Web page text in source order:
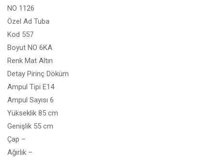
NO 1126
Özel Ad Tuba
Kod 557
Boyut NO 6KA
Renk Mat Altın
Detay Pirinç Döküm
Ampul Tipi E14
Ampul Sayısı 6
Yükseklik 85 cm
Genişlik 55 cm
Çap –
Ağırlık –